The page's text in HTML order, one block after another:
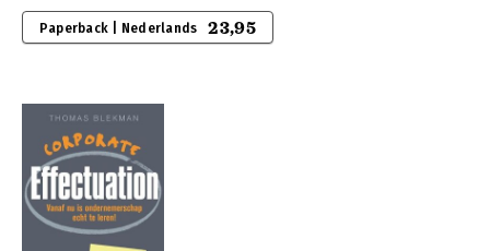
Paperback | Nederlands 23,95